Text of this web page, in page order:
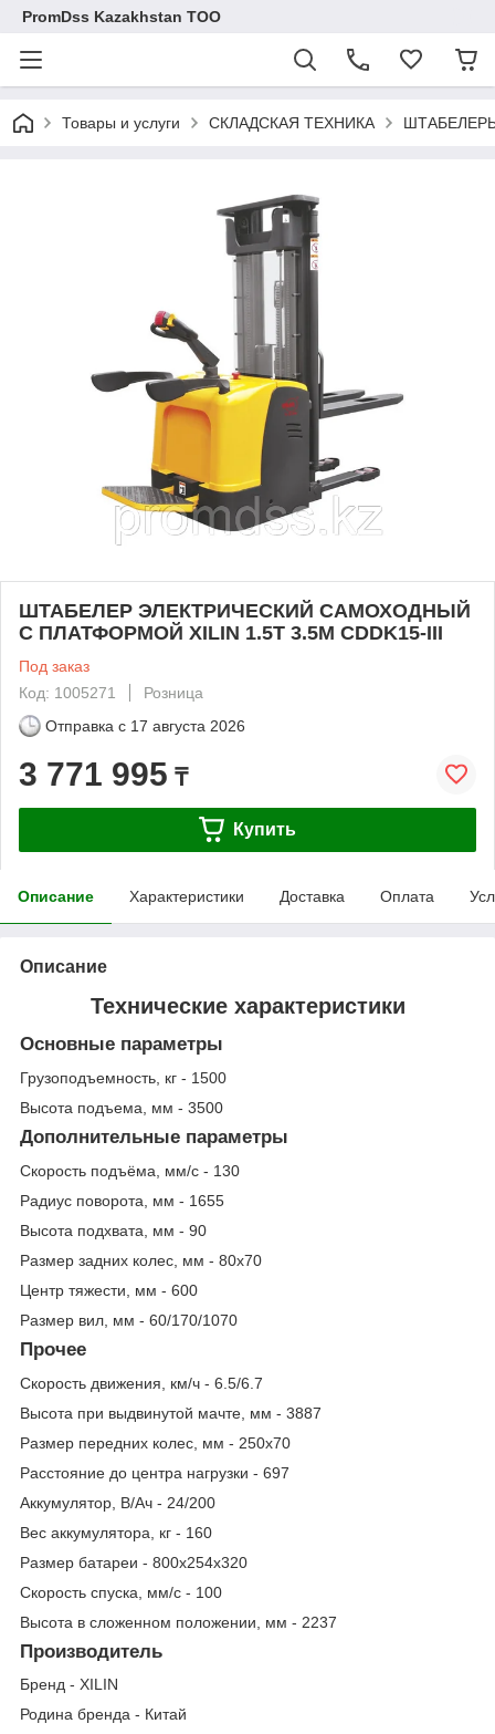
PromDss Kazakhstan TOO
Товары и услуги СКЛАДСКАЯ ТЕХНИКА
ШТАБЕЛЕР ЭЛЕКТРИЧЕСКИЙ САМОХОДНЫЙ
С ПЛАТФОРМОЙ XILIN 1.5Т 3.5М CDDK15-III
Под заказ
Код: 1005271
Розница
Отправка с 17 августа 2026
3 771 995 ₸
Купить
Описание Характеристики Доставка Оплата
Описание
Технические характеристики
Основные параметры
Грузоподъемность, кг - 1500
Высота подъема, мм - 3500
Дополнительные параметры
Скорость подъёма, мм/с - 130
Радиус поворота, мм - 1655
Высота подхвата, мм - 90
Размер задних колес, мм - 80x70
Центр тяжести, мм - 600
Размер вил, мм - 60/170/1070
Прочее
Скорость движения, км/ч - 6.5/6.7
Высота при выдвинутой мачте, мм - 3887
Размер передних колес, мм - 250x70
Расстояние до центра нагрузки - 697
Аккумулятор, В/Ач - 24/200
Вес аккумулятора, кг - 160
Размер батареи - 800x254x320
Скорость спуска, мм/с - 100
Высота в сложенном положении, мм - 2237
Производитель
Бренд - XILIN
Родина бренда - Китай